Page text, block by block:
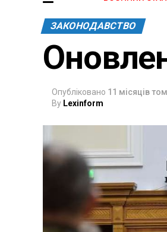
ЗАКОНОДАВСТВО
Опубліковано 11 місяців
By Lexinform